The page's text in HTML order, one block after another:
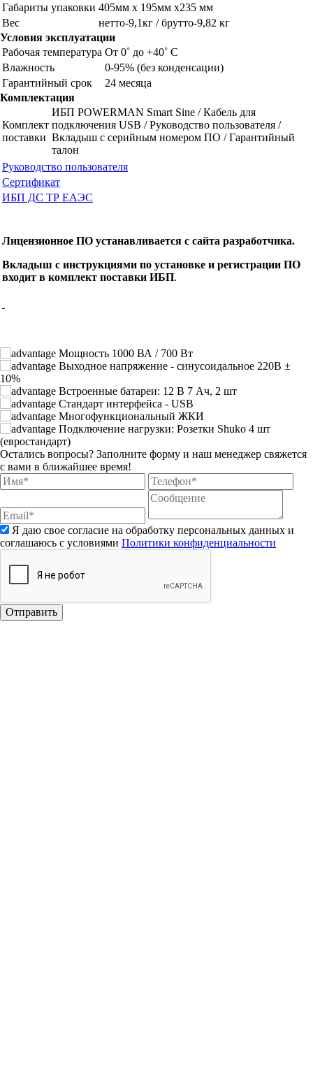
Габариты упаковки 405мм х 195мм х235 мм
Вес
нетто-9,1кг / брутто-9,82 кг
Условия эксплуатации
Рабочая температура От 0˚ до +40˚ С
Влажность
0-95% (без конденсации)
Гарантийный срок
24 месяца
Комплектация
Комплект
поставки
ИБП POWERMAN Smart Sine / Кабель для
подключения USB / Руководство пользователя /
Вкладыш с серийным номером ПО / Гарантийный
талон
Руководство пользователя
Сертификат
ИБП ДС ТР ЕАЭС
Лицензионное ПО устанавливается с сайта разработчика.
Вкладыш с инструкциями по установке и регистрации ПО
входит в комплект поставки ИБП.
Мощность 1000 ВА / 700 Вт
Выходное напряжение - синусоидальное 220В ±
10%
Встроенные батареи: 12 В 7 Ач, 2 шт
Стандарт интерфейса - USB
Многофункциональный ЖКИ
Подключение нагрузки: Розетки Shuko 4 шт
(евростандарт)
Остались вопросы? Заполните форму и наш менеджер свяжется
с вами в ближайшее время!
Я даю свое согласие на обработку персональных данных и
соглашаюсь с условиями Политики конфиденциальности
Отправить